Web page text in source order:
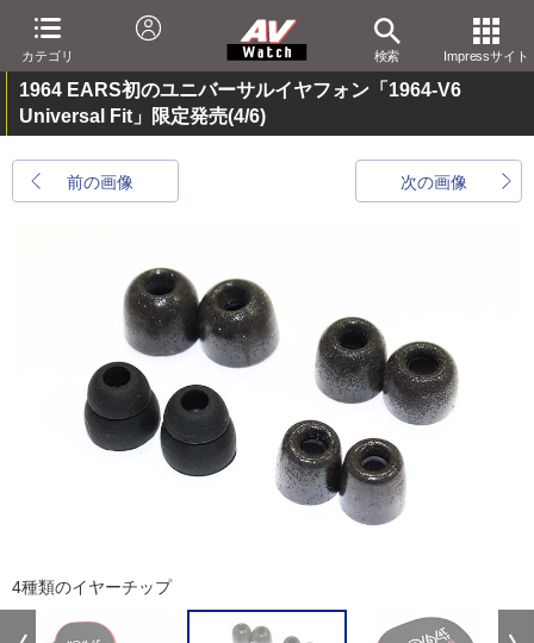
カテゴリ 検索 Impressサイト
1964 EARS初のユニバーサルイヤフォン「1964-V6
Universal Fit」限定発売(4/6)
前の画像 次の画像
4種類のイヤーチップ